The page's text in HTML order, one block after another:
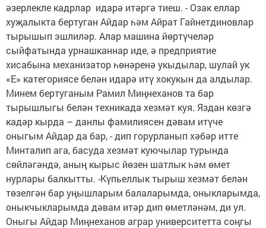
әзерлекле кадрлар идарә итәргә тиеш. - Озак еллар
хуҗалыкта бертуган Айдар һәм Айрат Гайнетдиновлар
тырышып эшлиләр. Алар машина йөртүчеләр
сыйфатында урнашканнар иде, ә предприятие
хисабына механизатор һөнәренә укыдылар, шулай ук
«Е» категориясе белән идарә итү хокукын да алдылар.
Минем бертуганым Рамил Миңнеханов та бар
тырышлыгы белән техникада хезмәт куя. Яздан көзгә
кадәр кырда – данлы фамилиясен дәвам итүче
оныгым Айдар да бар, - дип горурланып хәбәр итте
Минталип ага, басуда хезмәт куючылар турында
сөйләгәндә, аның кырыс йөзен шатлык һәм өмет
нурлары балкытты. -Күпьеллык тырыш хезмәт белән
төзелгән бар уңышларым балаларымда, оныкларымда,
оныкчыкларымда дәвам итәр дип өметләнәм, ди ул.
Оныгы Айдар Миңнеханов аграр университетта соңгы